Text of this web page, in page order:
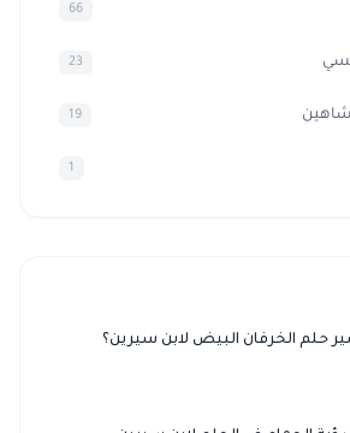
66
23
شاهين 19
1
حلم الخرفان البيض لابن سيرين؟